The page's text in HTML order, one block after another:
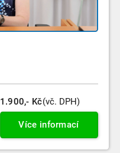
1.900,- Kč(vč. DPH)
Více informací